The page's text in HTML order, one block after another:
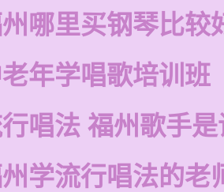
哪里买钢琴比较
年学唱歌培训班
唱法 福州歌手是
学流行唱法的老